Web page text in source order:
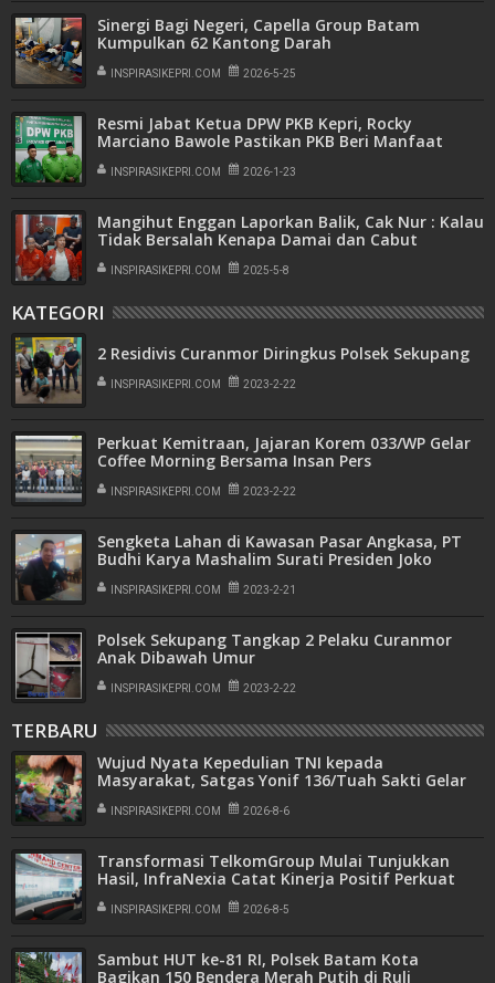
Sinergi Bagi Negeri, Capella Group Batam
Kumpulkan 62 Kantong Darah
INSPIRASIKEPRI.COM 2026-5-25
Resmi Jabat Ketua DPW PKB Kepri, Rocky
Marciano Bawole Pastikan PKB Beri Manfaat
Nyata Bagi Masyarakat
INSPIRASIKEPRI.COM 2026-1-23
Mangihut Enggan Laporkan Balik, Cak Nur : Kalau
Tidak Bersalah Kenapa Damai dan Cabut
Laporan
INSPIRASIKEPRI.COM 2025-5-8
KATEGORI
2 Residivis Curanmor Diringkus Polsek Sekupang
INSPIRASIKEPRI.COM 2023-2-22
Perkuat Kemitraan, Jajaran Korem 033/WP Gelar
Coffee Morning Bersama Insan Pers
INSPIRASIKEPRI.COM 2023-2-22
Sengketa Lahan di Kawasan Pasar Angkasa, PT
Budhi Karya Mashalim Surati Presiden Joko
Widodo
INSPIRASIKEPRI.COM 2023-2-21
Polsek Sekupang Tangkap 2 Pelaku Curanmor
Anak Dibawah Umur
INSPIRASIKEPRI.COM 2023-2-22
TERBARU
Wujud Nyata Kepedulian TNI kepada
Masyarakat, Satgas Yonif 136/Tuah Sakti Gelar
Pengobatan Keliling di Kampung Kalome
INSPIRASIKEPRI.COM 2026-8-6
Transformasi TelkomGroup Mulai Tunjukkan
Hasil, InfraNexia Catat Kinerja Positif Perkuat
Infrastruktur Digital Nasional
INSPIRASIKEPRI.COM 2026-8-5
Sambut HUT ke-81 RI, Polsek Batam Kota
Bagikan 150 Bendera Merah Putih di Ruli